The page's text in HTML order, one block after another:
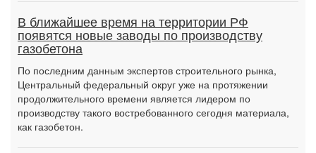
В ближайшее время на территории РФ
появятся новые заводы по производству
газобетона
По последним данным экспертов строительного рынка,
Центральный федеральный округ уже на протяжении
продолжительного времени является лидером по
производству такого востребованного сегодня материала,
как газобетон.